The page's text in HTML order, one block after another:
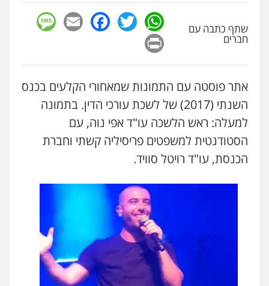
שתף כתבה עם
חברים
WhatsApp
Twitter
Facebook
Email
אתר פוסטה עם התמונות שמאחורי הקלעים בכנס
השנתי (2017) של לשכת עורכי הדין. בתמונה
למעלה: ראש הלשכה עו"ד אפי נוה, עם
הסטודנטית למשפטים פריסיליה קשתי וחברת
הכנסת, עו"ד רויטל סוויד.